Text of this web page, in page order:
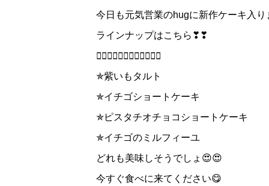
今日も元気営業のhugに新作ケーキ入り
ラインナップはこちら❣❣
👇🏻👇🏻👇🏻👇🏻👇🏻👇🏻
✯紫いもタルト
✯イチゴショートケーキ
✯ピスタチオチョコショートケーキ
✯イチゴのミルフィーユ
どれも美味しそうでしょ😍😍
今すぐ食べに来てください😋